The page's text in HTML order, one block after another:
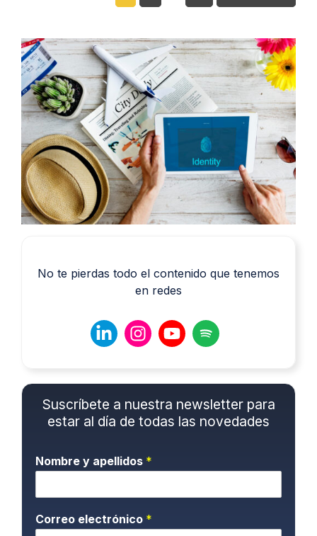
No te pierdas todo el contenido que tenemos
en redes
Suscríbete a nuestra newsletter para
estar al día de todas las novedades
Nombre y apellidos *
Correo electrónico *